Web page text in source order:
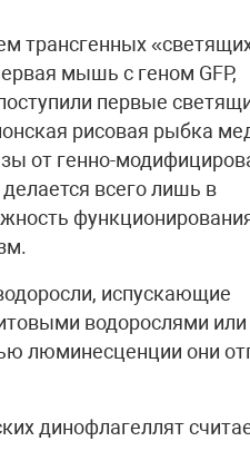
трансгенных
мышь с геном GFP,
первые
рисовая рыбка
от генно-
всего лишь в
испускающие
водорослями или
люминесценции они
динофлагеллят